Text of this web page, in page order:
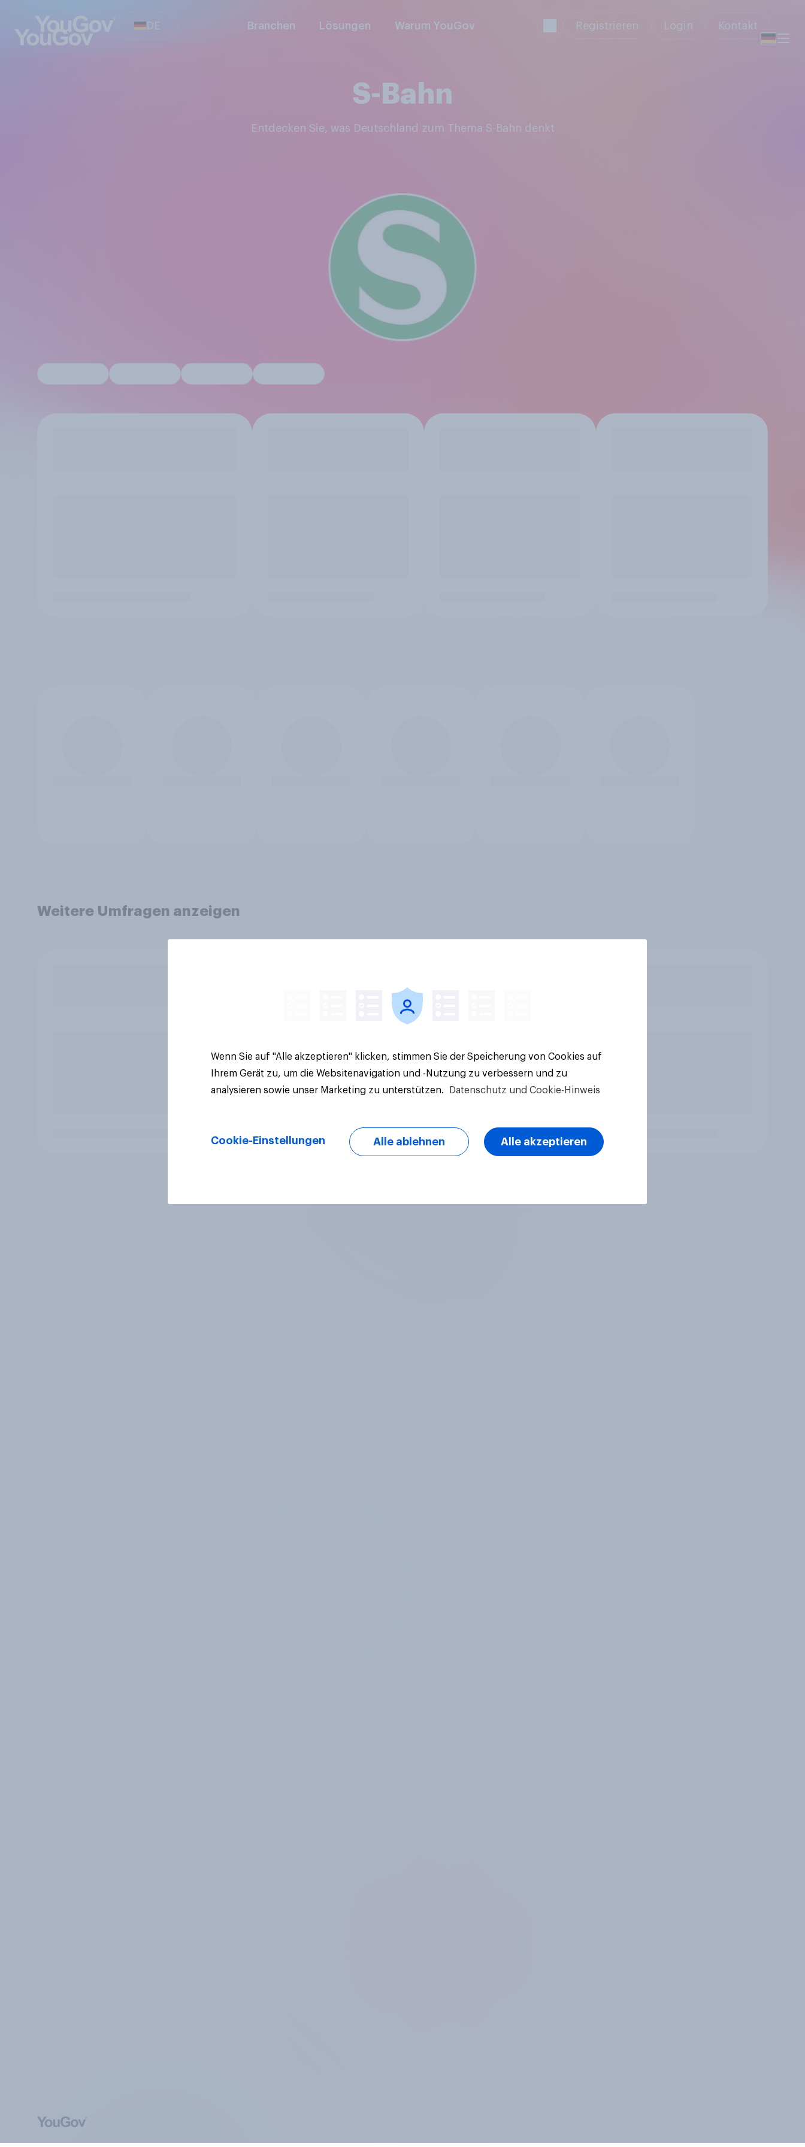
DE Branchen Lösungen Warum YouGov Registrieren Login Kontakt
S-Bahn
Entdecken Sie, was Deutschland zum Thema S-Bahn denkt
Weitere Umfragen anzeigen
Wenn Sie auf "Alle akzeptieren" klicken, stimmen Sie der Speicherung von Cookies auf
Ihrem Gerät zu, um die Websitenavigation und -Nutzung zu verbessern und zu
analysieren sowie unser Marketing zu unterstützen.
Datenschutz und Cookie-Hinweis
Cookie-Einstellungen Alle ablehnen Alle akzeptieren